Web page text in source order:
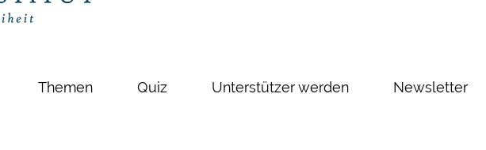
Themen Quiz Unterstützer werden Newsletter